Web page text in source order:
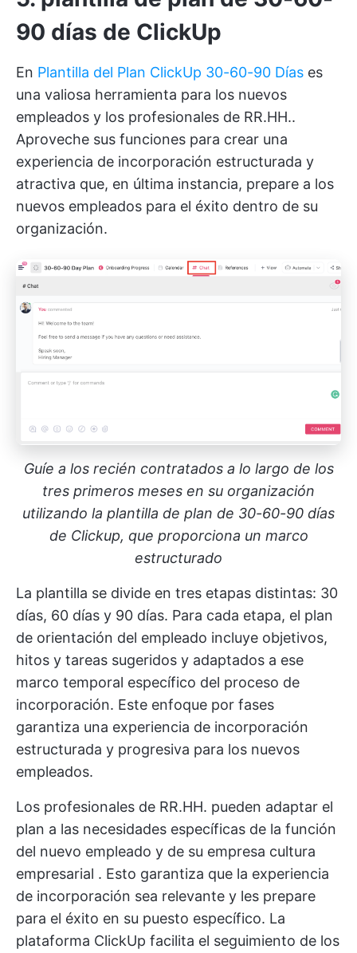
90 días de ClickUp
En Plantilla del Plan ClickUp 30-60-90 Días es
una valiosa herramienta para los nuevos
empleados y los profesionales de RR.HH..
Aproveche sus funciones para crear una
experiencia de incorporación estructurada y
atractiva que, en última instancia, prepare a los
nuevos empleados para el éxito dentro de su
organización.
Guíe a los recién contratados a lo largo de los
tres primeros meses en su organización
utilizando la plantilla de plan de 30-60-90 días
de Clickup, que proporciona un marco
estructurado
La plantilla se divide en tres etapas distintas: 30
días, 60 días y 90 días. Para cada etapa, el plan
de orientación del empleado incluye objetivos,
hitos y tareas sugeridos y adaptados a ese
marco temporal específico del proceso de
incorporación. Este enfoque por fases
garantiza una experiencia de incorporación
estructurada y progresiva para los nuevos
empleados.
Los profesionales de RR.HH. pueden adaptar el
plan a las necesidades específicas de la función
del nuevo empleado y de su empresa cultura
empresarial . Esto garantiza que la experiencia
de incorporación sea relevante y les prepare
para el éxito en su puesto específico. La
plataforma ClickUp facilita el seguimiento de los